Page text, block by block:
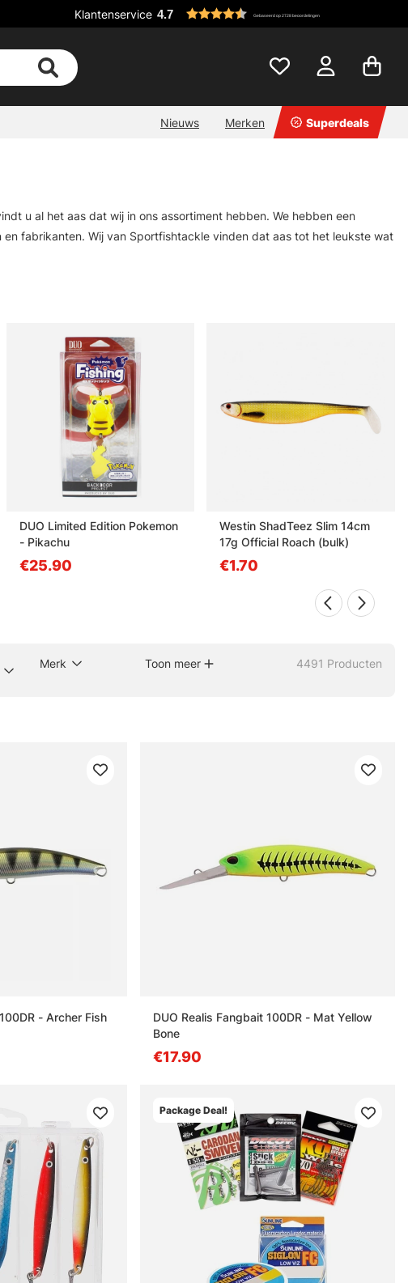
Klantenservice 4.7 Gebaseerd op 2728 beoordelingen
Nieuws Merken Superdeals
u al het aas dat wij in ons assortiment hebben. We hebben een
fabrikanten. Wij van Sportfishtackle vinden dat aas tot het leukste wat
DUO Limited Edition Pokemon
- Pikachu
€25.90
Westin ShadTeez Slim 14cm
17g Official Roach (bulk)
€1.70
Merk Toon meer 4491 Producten
- Archer Fish
DUO Realis Fangbait 100DR - Mat Yellow
Bone
€17.90
Package Deal!